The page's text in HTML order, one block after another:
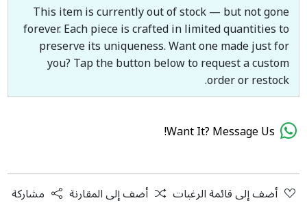
This item is currently out of stock — but not gone
forever. Each piece is crafted in limited quantities to
preserve its uniqueness. Want one made just for
you? Tap the button below to request a custom
order or restock.
Want It? Message Us!
أضف إلى قائمة الرغبات أضف إلى المقارنة
مشاركة